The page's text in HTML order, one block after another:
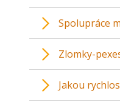
Spolupráce
Zlomky-
Jakou